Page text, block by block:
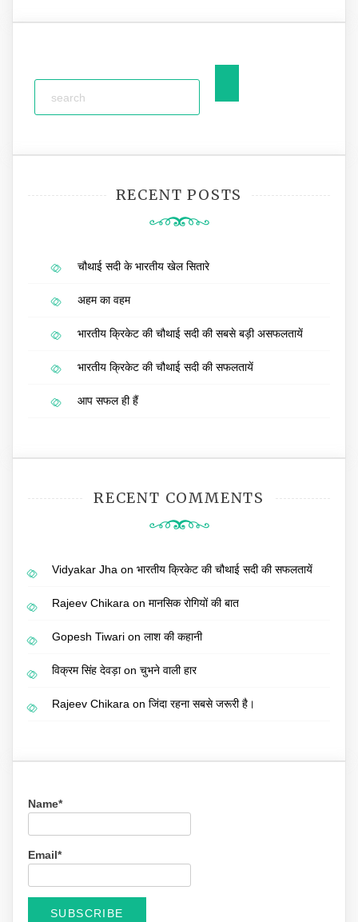
RECENT POSTS
चौथाई सदी के भारतीय खेल सितारे
अहम का वहम
भारतीय क्रिकेट की चौथाई सदी की सबसे बड़ी असफलतायें
भारतीय क्रिकेट की चौथाई सदी की सफलतायें
आप सफल ही हैं
RECENT COMMENTS
Vidyakar Jha on भारतीय क्रिकेट की चौथाई सदी की सफलतायें
Rajeev Chikara on मानसिक रोगियों की बात
Gopesh Tiwari on लाश की कहानी
विक्रम सिंह देवड़ाon चुभने वाली हार
Rajeev Chikara on जिंदा रहना सबसे जरूरी है।
Name*
Email*